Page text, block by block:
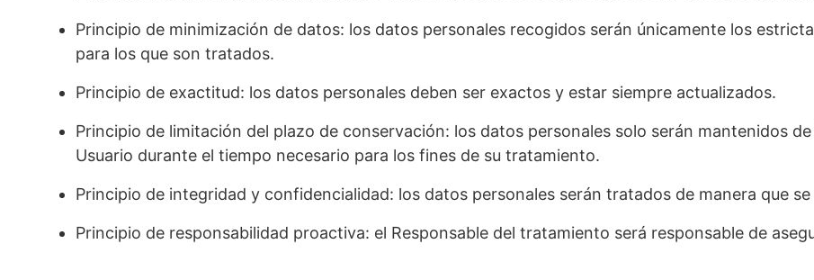
Principio de minimización de datos: los datos personales recogidos serán únicamente los
para los que son tratados.
Principio de exactitud: los datos personales deben ser exactos y estar siempre actualizados.
Principio de limitación del plazo de conservación: los datos personales solo serán mantenidos
Usuario durante el tiempo necesario para los fines de su tratamiento.
Principio de integridad y confidencialidad: los datos personales serán tratados de manera que
Principio de responsabilidad proactiva: el Responsable del tratamiento será responsable de